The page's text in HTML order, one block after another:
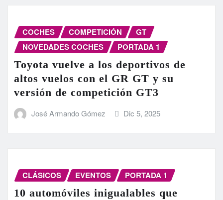
COCHES COMPETICIÓN
GT
NOVEDADES COCHES
PORTADA 1
Toyota vuelve a los deportivos de
altos vuelos con el GR GT y su
versión de competición GT3
José Armando Gómez Dic 5, 2025
CLÁSICOS EVENTOS PORTADA 1
10 automóviles inigualables que